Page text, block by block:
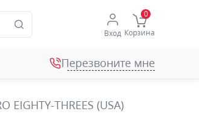
Вход Корзина
Перезвоните мне
THREES (USA)